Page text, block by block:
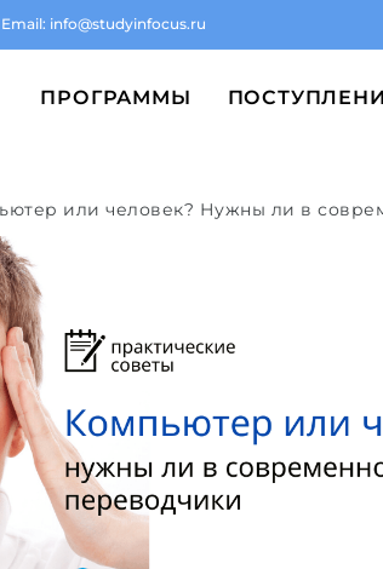
Email: info@studyinfocus.ru
ПРОГРАММЫ
или человек? Нужны ли в